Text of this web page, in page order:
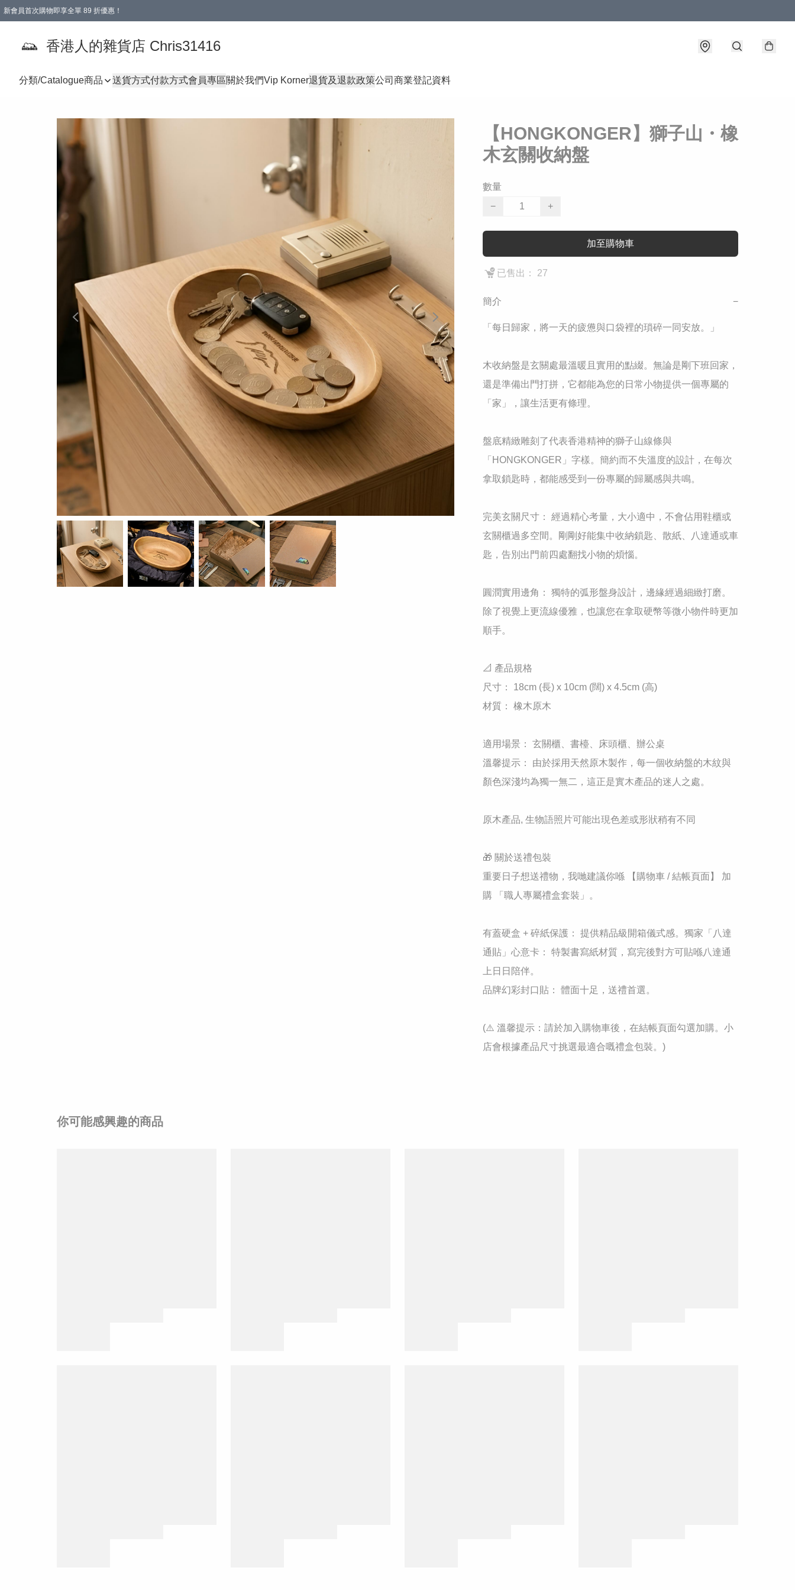
新會員首次購物即享全單 89 折優惠！
香港人的雜貨店 Chris31416
分類/Catalogue商品 送貨方式付款方式會員專區關於我們Vip Korner退貨及退款政策公司商業登記資料
【HONGKONGER】獅子山・橡
木玄關收納盤
數量
−
+
加至購物車
已售出： 27
簡介 −
「每日歸家，將一天的疲憊與口袋裡的瑣碎一同安放。」
木收納盤是玄關處最溫暖且實用的點綴。無論是剛下班回家，
還是準備出門打拼，它都能為您的日常小物提供一個專屬的
「家」，讓生活更有條理。
盤底精緻雕刻了代表香港精神的獅子山線條與
「HONGKONGER」字樣。簡約而不失溫度的設計，在每次
拿取鎖匙時，都能感受到一份專屬的歸屬感與共鳴。
完美玄關尺寸： 經過精心考量，大小適中，不會佔用鞋櫃或
玄關櫃過多空間。剛剛好能集中收納鎖匙、散紙、八達通或車
匙，告別出門前四處翻找小物的煩惱。
圓潤實用邊角： 獨特的弧形盤身設計，邊緣經過細緻打磨。
除了視覺上更流線優雅，也讓您在拿取硬幣等微小物件時更加
順手。
📐 產品規格
尺寸： 18cm (長) x 10cm (闊) x 4.5cm (高)
材質： 橡木原木
適用場景： 玄關櫃、書檯、床頭櫃、辦公桌
溫馨提示： 由於採用天然原木製作，每一個收納盤的木紋與
顏色深淺均為獨一無二，這正是實木產品的迷人之處。
原木產品, 生物語照片可能出現色差或形狀稍有不同
🎁 關於送禮包裝
重要日子想送禮物，我哋建議你喺 【購物車 / 結帳頁面】 加
購 「職人專屬禮盒套裝」。
有蓋硬盒 + 碎紙保護： 提供精品級開箱儀式感。獨家「八達
通貼」心意卡： 特製書寫紙材質，寫完後對方可貼喺八達通
上日日陪伴。
品牌幻彩封口貼： 體面十足，送禮首選。
(⚠️ 溫馨提示：請於加入購物車後，在結帳頁面勾選加購。小
店會根據產品尺寸挑選最適合嘅禮盒包裝。)
你可能感興趣的商品